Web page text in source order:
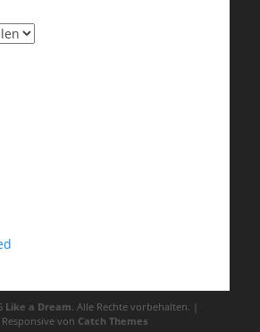
Like a Dream. Alle Rechte vorbehalten. |
Responsive von Catch Themes